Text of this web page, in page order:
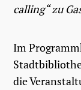
calling“ zu
Im
die